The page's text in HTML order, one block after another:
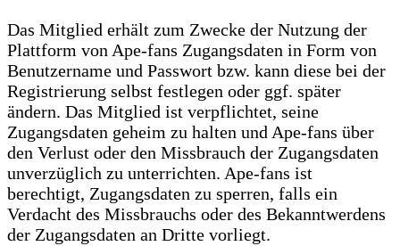
Das Mitglied erhält zum Zwecke der Nutzung der
Plattform von Ape-fans Zugangsdaten in Form von
Benutzername und Passwort bzw. kann diese bei der
Registrierung selbst festlegen oder ggf. später
ändern. Das Mitglied ist verpflichtet, seine
Zugangsdaten geheim zu halten und Ape-fans über
den Verlust oder den Missbrauch der Zugangsdaten
unverzüglich zu unterrichten. Ape-fans ist
berechtigt, Zugangsdaten zu sperren, falls ein
Verdacht des Missbrauchs oder des Bekanntwerdens
der Zugangsdaten an Dritte vorliegt.